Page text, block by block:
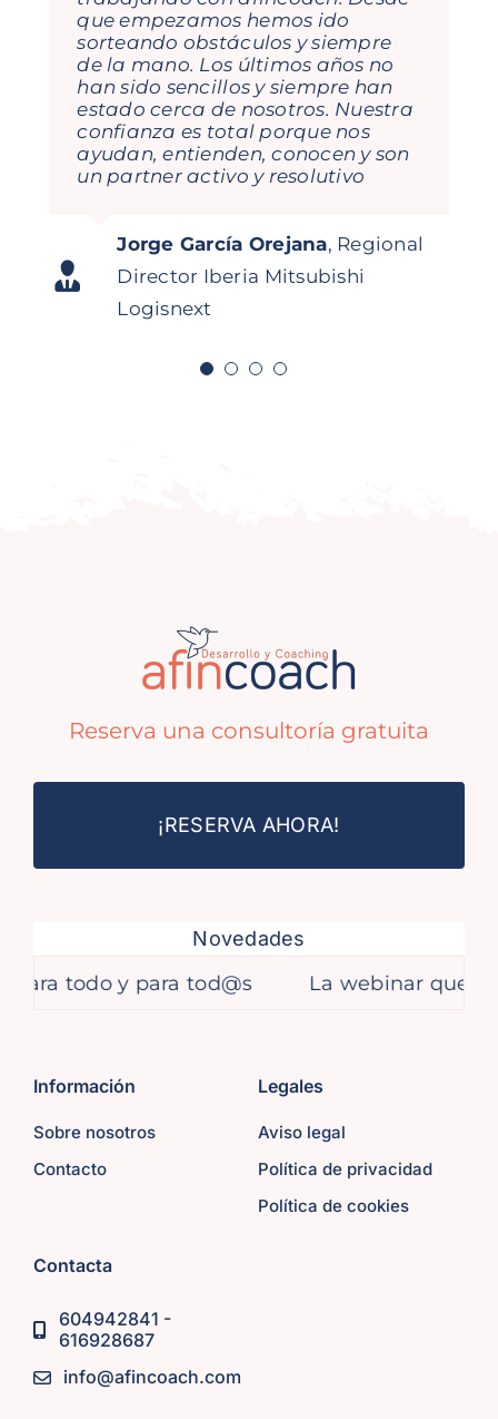
que empezamos hemos ido
sorteando obstáculos y siempre
de la mano. Los últimos años no
han sido sencillos y siempre han
estado cerca de nosotros. Nuestra
confianza es total porque nos
ayudan, entienden, conocen y son
un partner activo y resolutivo
Jorge García Orejana, Regional
Director Iberia Mitsubishi
Logisnext
Pedro N. Rodriguez Director
Comercial SDMM
fantásticas! De cada formación
que he recibido con ellas te llevas
aprendizajes, porque el
dinamismo con lo que enfocan
cada tema lo hace todo muy
visual, sencillo y te hace pensar… y
esto ayuda a nivel profesional y
personal. Seguiremos contando
Carolina Daroca Urios
Gestión de
Abonados Real Club de Golf La
Reserva una consultoría gratuita
¡RESERVA AHORA!
Novedades
y para tod@s La webinar que
Información
Sobre nosotros
Contacto
Legales
Aviso legal
Política de privacidad
Política de cookies
Contacta
604942841 -
616928687
info@afincoach.com